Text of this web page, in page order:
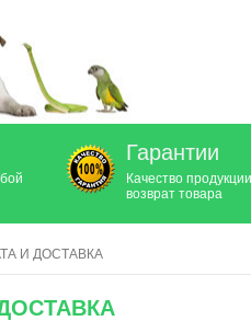
Гарантии
Качество
возврат товара
И ДОСТАВКА